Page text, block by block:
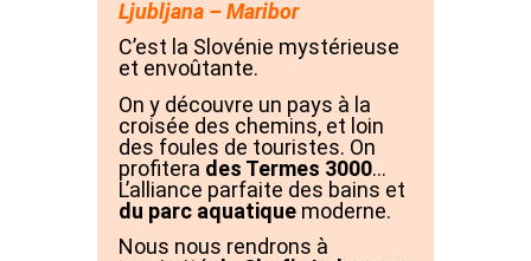
Ljubljana – Maribor
C’est la Slovénie mystérieuse
et envoûtante.
On y découvre un pays à la
croisée des chemins, et loin
des foules de touristes. On
profitera des Termes 3000…
L’alliance parfaite des bains et
du parc aquatique moderne.
Nous nous rendrons à